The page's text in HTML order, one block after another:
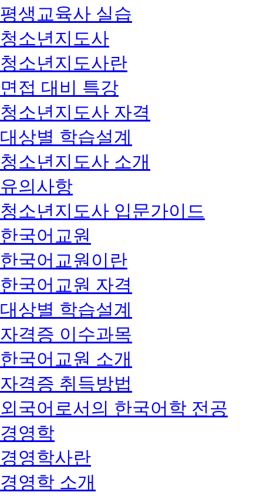
평생교육사 실습
청소년지도사
청소년지도사란
면접 대비 특강
청소년지도사 자격
대상별 학습설계
청소년지도사 소개
유의사항
청소년지도사 입문가이드
한국어교원
한국어교원이란
한국어교원 자격
대상별 학습설계
자격증 이수과목
한국어교원 소개
자격증 취득방법
외국어로서의 한국어학 전공
경영학
경영학사란
경영학 소개